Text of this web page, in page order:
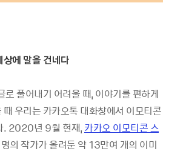
상에 말을 건네다
로 풀어내기 어려울 때, 이야기를 편하게
우리는 카카오톡 대화창에서 이모티콘
. 2020년 9월 현재, 카카오 이모티콘 스
의 작가가 올려둔 약 13만여 개의 이미